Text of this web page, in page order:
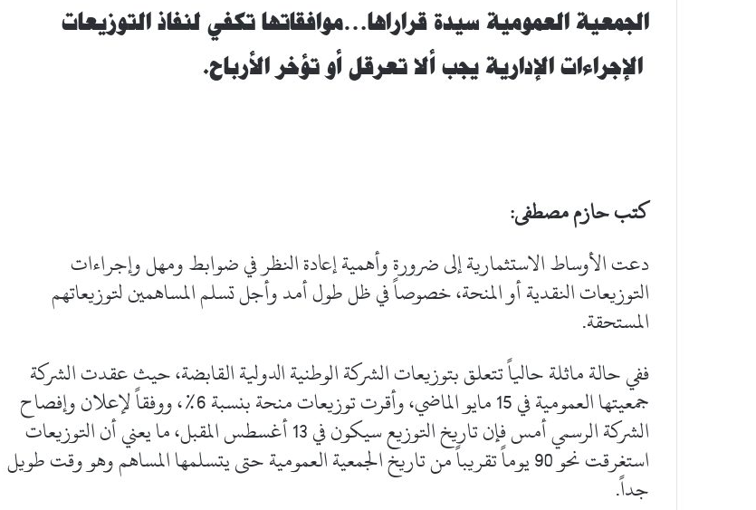
الجمعية العمومية سيدة قراراها…موافقاتها تكفي لنفاذ التوزيعات
الإجراءات الإدارية يجب ألا تعرقل أو تؤخر الأرباح.
كتب حازم مصطفى:
دعت الأوساط الاستثمارية إلى ضرورة وأهمية إعادة النظر في ضوابط ومهل وإجراءات
التوزيعات النقدية أو المنحة، خصوصاً في ظل طول أمد وأجل تسلم المساهمين لتوزيعاتهم
المستحقة.
ففي حالة ماثلة حالياً تتعلق بتوزيعات الشركة الوطنية الدولية القابضة، حيث عقدت الشركة
جمعيتها العمومية في 15 مايو الماضي، وأقرت توزيعات منحة بنسبة 6%، ووفقاً لإعلان وإفصاح
الشركة الرسمي أمس فإن تاريخ التوزيع سيكون في 13 أغسطس المقبل، ما يعني أن التوزيعات
استغرقت نحو 90 يوماً تقريباً من تاريخ الجمعية العمومية حتى يتسلمها المساهم وهو وقت طويل
جداً.